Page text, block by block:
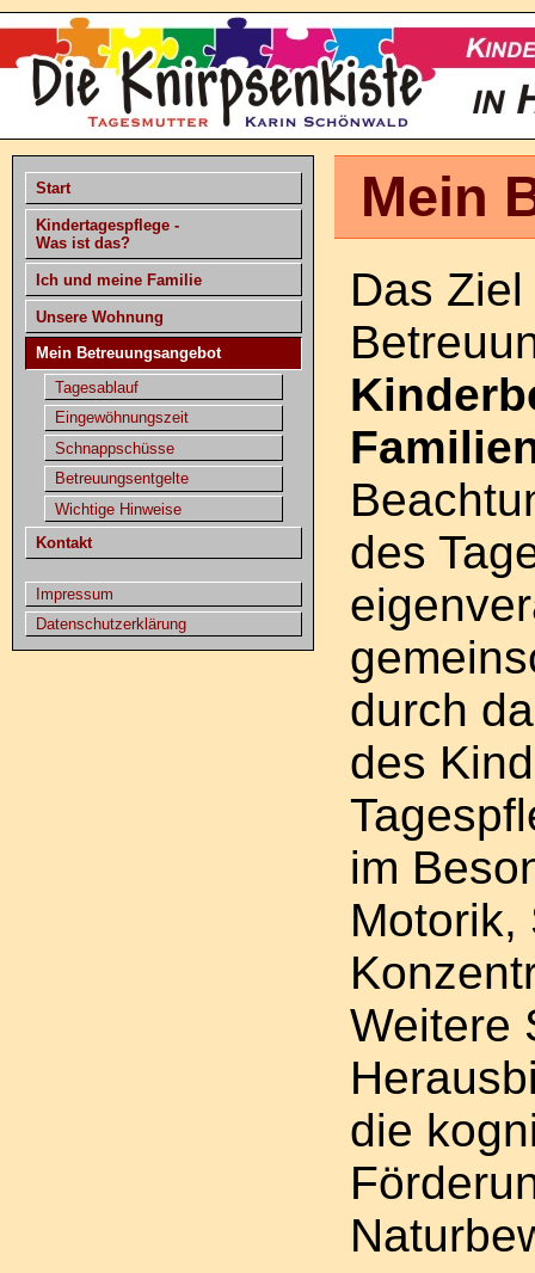
Start
Kindertagespflege -
Was ist das?
Ich und meine Familie
Unsere Wohnung
Mein Betreuungsangebot
Tagesablauf
Eingewöhnungszeit
Schnappschüsse
Betreuungsentgelte
Wichtige Hinweise
Kontakt
Impressum
Datenschutzerklärung
Mein
Das
des
durch
des
im
Motorik,
Weitere
die